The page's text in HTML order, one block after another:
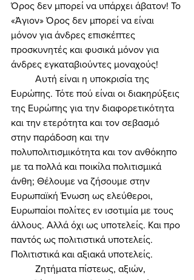
Όρος δεν μπορεί να υπάρχει άβατον! Το
«Άγιον» Όρος δεν μπορεί να είναι
μόνον για άνδρες επισκέπτες
προσκυνητές και φυσικά μόνον για
άνδρες εγκαταβιούντες μοναχούς!
Ευρώπης. Τότε πού είναι οι διακηρύξεις
της Ευρώπης για την διαφορετικότητα
και την ετερότητα και τον σεβασμό
στην παράδοση και την
πολυπολιτισμικότητα και τον ανθόκηπο
με τα πολλά και ποικίλα πολιτισμικά
άνθη; Θέλουμε να ζήσουμε στην
Ευρωπαϊκή Ένωση ως ελεύθεροι,
Ευρωπαίοι πολίτες εν ισοτιμία με τους
άλλους. Αλλά όχι ως υποτελείς. Και προ
παντός ως πολιτιστικά υποτελείς.
Πολιτιστικά και αξιακά υποτελείς.